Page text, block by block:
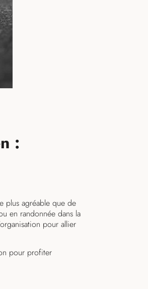
:
plus agréable que de
en randonnée dans la
pour allier
pour profiter